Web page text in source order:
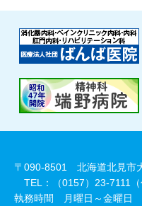
〒090-8501 北海道北見市
TEL：（0157）23-7111（
執務時間 月曜日～金曜日